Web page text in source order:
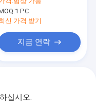
크린 모니터
1 PC
신 가격 받기
지금 연락
십시오.